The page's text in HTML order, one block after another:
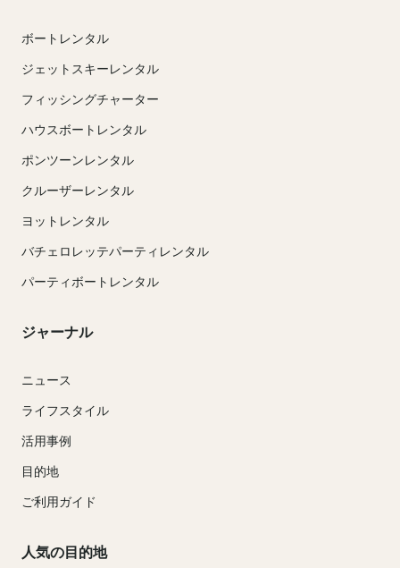
ボートレンタル
ジェットスキーレンタル
フィッシングチャーター
ハウスボートレンタル
ポンツーンレンタル
クルーザーレンタル
ヨットレンタル
バチェロレッテパーティレンタル
パーティボートレンタル
ジャーナル
ニュース
ライフスタイル
活用事例
目的地
ご利用ガイド
人気の目的地